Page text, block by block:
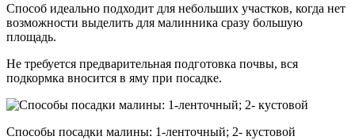
Способ идеально подходит для небольших участков, когда нет
возможности выделить для малинника сразу большую
площадь.
Не требуется предварительная подготовка почвы, вся
подкормка вносится в яму при посадке.
Способы посадки малины: 1-ленточный; 2- кустовой